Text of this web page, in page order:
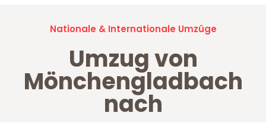
Nationale & Internationale Umzüge
Umzug von
Mönchengladbach
nach